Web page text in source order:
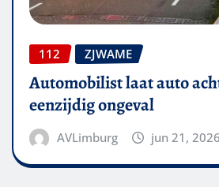
112 ZJWAME
Automobilist laat auto
eenzijdig ongeval
AVLimburg jun 21, 2026